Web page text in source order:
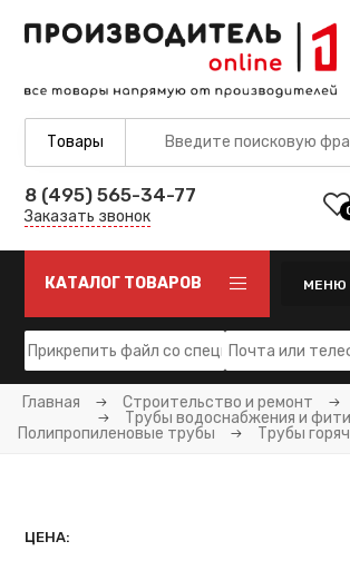
8 (495) 565-34-77
Заказать звонок
КАТАЛОГ ТОВАРОВ МЕНЮ
Главная Строительство и ремонт
Трубы водоснабжения и
Полипропиленовые трубы
Трубы
ЦЕНА: